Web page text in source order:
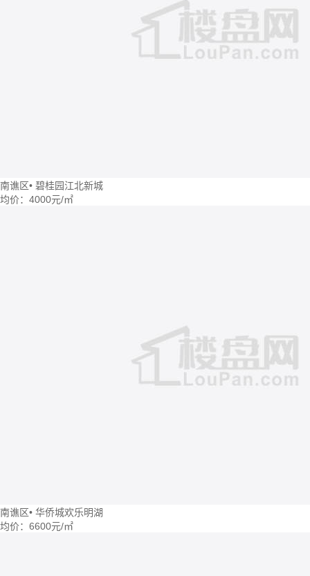
南谯区• 碧桂园江北新城
均价： 4000元/㎡
南谯区• 华侨城欢乐明湖
均价： 6600元/㎡